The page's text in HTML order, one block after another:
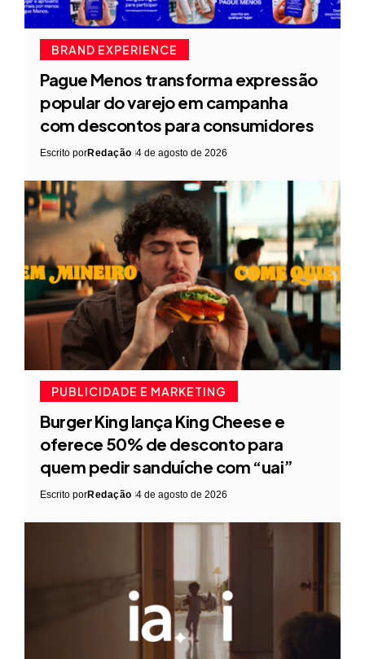
BRAND EXPERIENCE
Pague Menos transforma expressão
popular do varejo em campanha
com descontos para consumidores
Escrito porRedação 4 de agosto de 2026
PUBLICIDADE E MARKETING
Burger King lança King Cheese e
oferece 50% de desconto para
quem pedir sanduíche com “uai”
Escrito porRedação 4 de agosto de 2026